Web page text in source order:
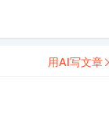
用AI写文章